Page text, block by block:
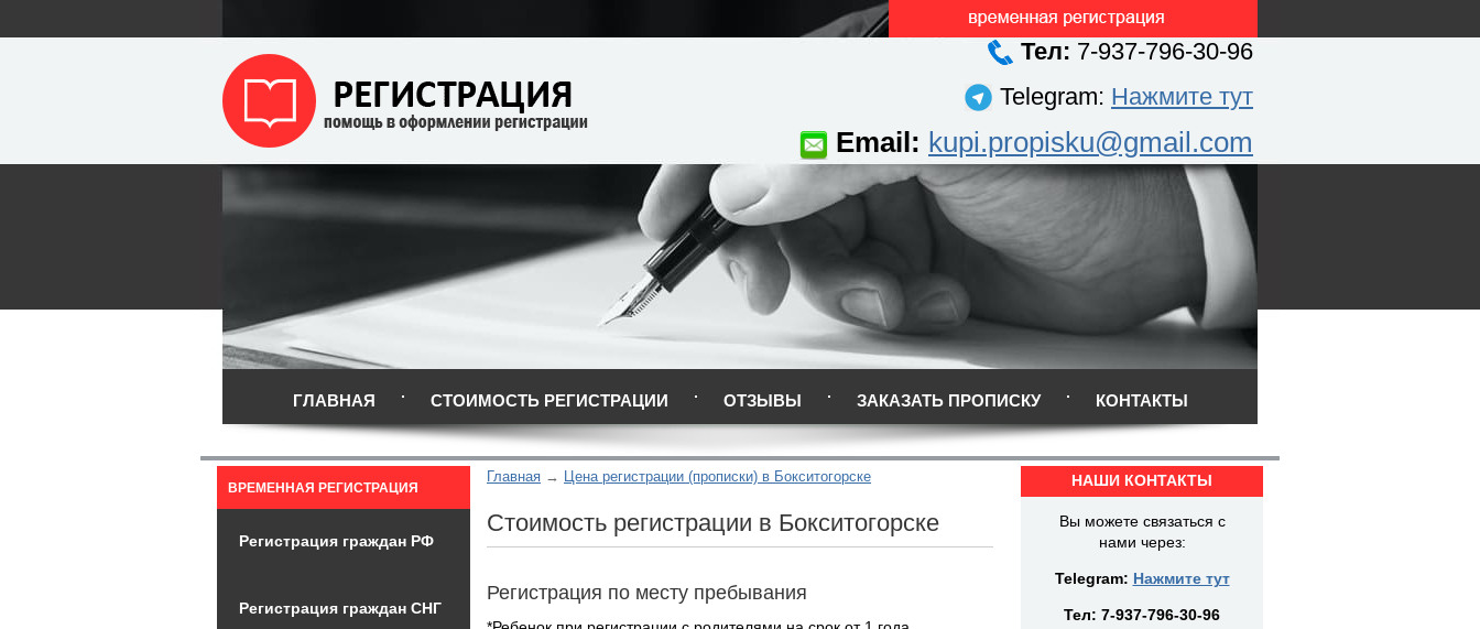
Тел: 7-937-796-30-96
Telegram: Нажмите тут
Email: kupi.propisku@gmail.com
ГЛАВНАЯ СТОИМОСТЬ РЕГИСТРАЦИИ ОТЗЫВЫ ЗАКАЗАТЬ ПРОПИСКУ КОНТАКТЫ
Главная Цена регистрации (прописки) в Бокситогорске
Стоимость регистрации в Бокситогорске
Регистрация по месту пребывания
ВРЕМЕННАЯ РЕГИСТРАЦИЯ
Регистрация граждан РФ
Регистрация граждан СНГ
НАШИ КОНТАКТЫ
Вы можете связаться с
нами через:
Telegram: Нажмите тут
Тел: 7-937-796-30-96